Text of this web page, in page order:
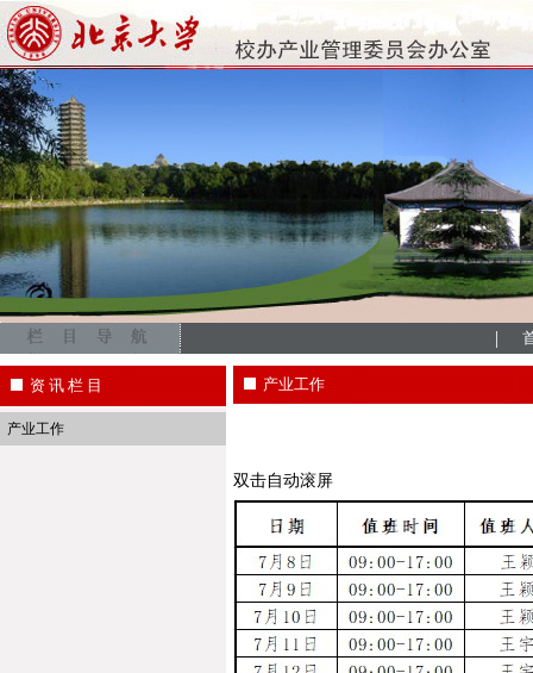
|
资 讯 栏 目
产业工作
产业工作
双击自动滚屏